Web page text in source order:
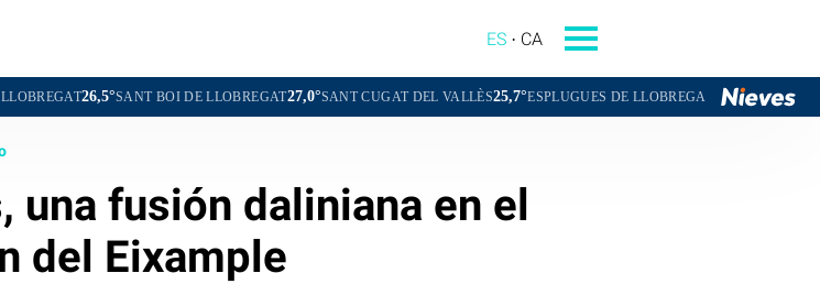
ES CA
SANT BOI DE LLOBREGAT27,0°SANT CUGAT DEL VALLÈS25,7°ESPLUGUES DE LLOBREGAT 26,1° BADALONA
una fusión daliniana en el
del Eixample